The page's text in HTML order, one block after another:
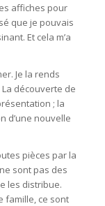
affiches pour
que je pouvais
Et cela m’a
Je la rends
découverte de
; la
d’une nouvelle
pièces par la
sont pas des
les distribue.
famille, ce sont